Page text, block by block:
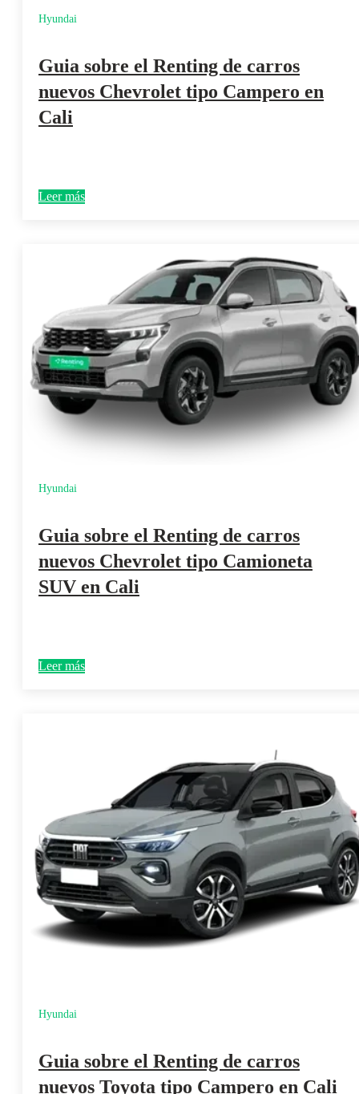
Hyundai
Guia sobre el Renting de carros
nuevos Chevrolet tipo Campero en
Cali
Leer más
Hyundai
Guia sobre el Renting de carros
nuevos Chevrolet tipo Camioneta
SUV en Cali
Leer más
Hyundai
Guia sobre el Renting de carros
nuevos Toyota tipo Campero en Cali